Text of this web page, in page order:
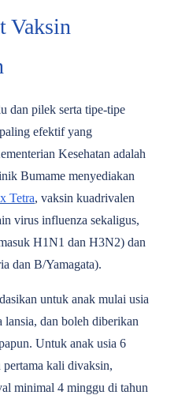
Vaksin
dan pilek serta tipe-tipe
efektif yang
Kesehatan adalah
Bumame menyediakan
Tetra, vaksin kuadrivalen
virus influenza sekaligus,
H1N1 dan H3N2) dan
dan B/Yamagata).
untuk anak mulai usia
lansia, dan boleh diberikan
Untuk anak usia 6
pertama kali divaksin,
minimal 4 minggu di tahun